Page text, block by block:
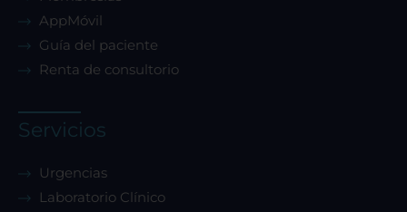
AppMóvil
Guía del paciente
Renta de consultorio
Servicios
Urgencias
Laboratorio Clínico